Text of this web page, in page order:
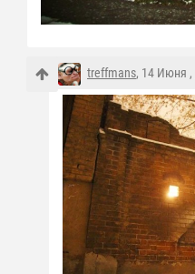
treffmans, 14 Июня ,